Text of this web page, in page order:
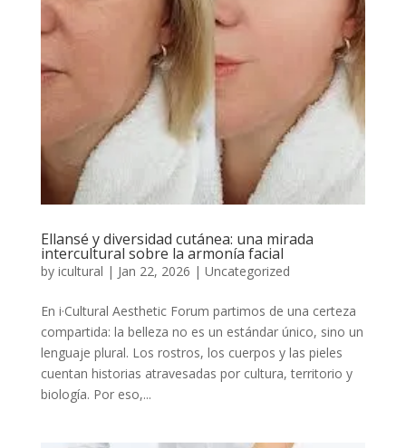
Ellansé y diversidad cutánea: una mirada
intercultural sobre la armonía facial
by icultural | Jan 22, 2026 | Uncategorized
En i·Cultural Aesthetic Forum partimos de una certeza
compartida: la belleza no es un estándar único, sino un
lenguaje plural. Los rostros, los cuerpos y las pieles
cuentan historias atravesadas por cultura, territorio y
biología. Por eso,...